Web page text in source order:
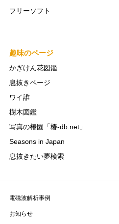
フリーソフト
趣味のページ
かぎけん花図鑑
息抜きページ
ワイ誰
樹木図鑑
写真の椿園「椿-db.net」
Seasons in Japan
息抜きたい夢検索
電磁波解析事例
お知らせ